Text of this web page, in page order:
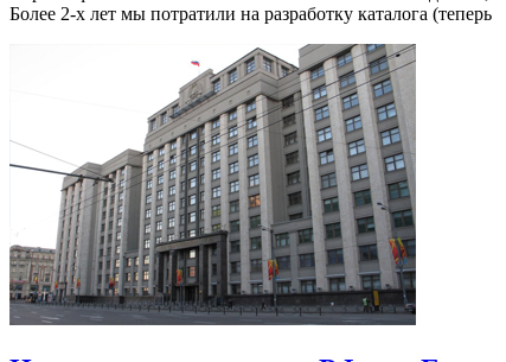
Более 2-х лет мы потратили на разработку каталога (теперь